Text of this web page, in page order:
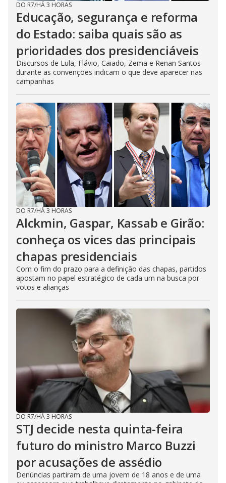
DO R7/HÁ 3 HORAS
Educação, segurança e reforma
do Estado: saiba quais são as
prioridades dos presidenciáveis
Discursos de Lula, Flávio, Caiado, Zema e Renan Santos
durante as convenções indicam o que deve aparecer nas
campanhas
DO R7/HÁ 3 HORAS
Alckmin, Gaspar, Kassab e Girão:
conheça os vices das principais
chapas presidenciais
Com o fim do prazo para a definição das chapas, partidos
apostam no papel estratégico de cada um na busca por
votos e alianças
DO R7/HÁ 3 HORAS
STJ decide nesta quinta-feira
futuro do ministro Marco Buzzi
por acusações de assédio
Denúncias partiram de uma jovem de 18 anos e de uma